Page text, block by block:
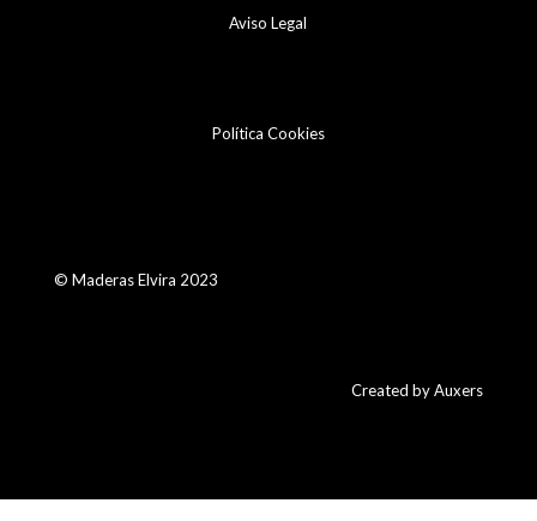
Aviso Legal
Política Cookies
© Maderas Elvira 2023
Created by Auxers